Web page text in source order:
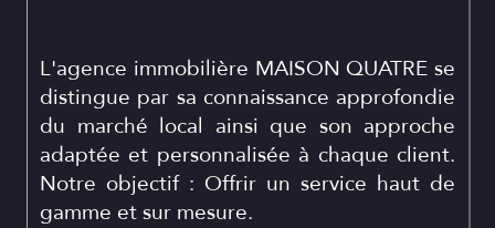
L'agence immobilière MAISON QUATRE se
distingue par sa connaissance approfondie
du marché local ainsi que son approche
adaptée et personnalisée à chaque client.
Notre objectif : Offrir un service haut de
gamme et sur mesure.